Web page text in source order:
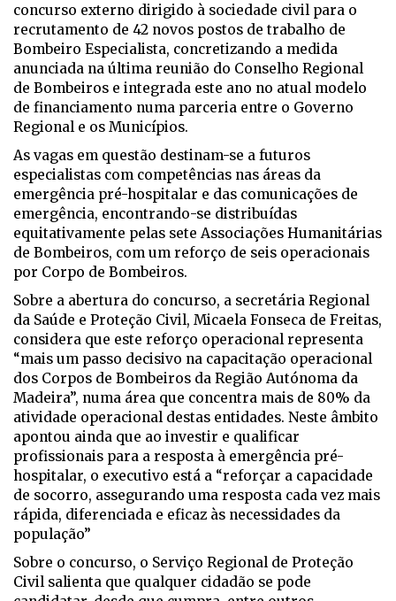
concurso externo dirigido à sociedade civil para o
recrutamento de 42 novos postos de trabalho de
Bombeiro Especialista, concretizando a medida
anunciada na última reunião do Conselho Regional
de Bombeiros e integrada este ano no atual modelo
de financiamento numa parceria entre o Governo
Regional e os Municípios.
As vagas em questão destinam-se a futuros
especialistas com competências nas áreas da
emergência pré-hospitalar e das comunicações de
emergência, encontrando-se distribuídas
equitativamente pelas sete Associações Humanitárias
de Bombeiros, com um reforço de seis operacionais
por Corpo de Bombeiros.
Sobre a abertura do concurso, a secretária Regional
da Saúde e Proteção Civil, Micaela Fonseca de Freitas,
considera que este reforço operacional representa
“mais um passo decisivo na capacitação operacional
dos Corpos de Bombeiros da Região Autónoma da
Madeira”, numa área que concentra mais de 80% da
atividade operacional destas entidades. Neste âmbito
apontou ainda que ao investir e qualificar
profissionais para a resposta à emergência pré-
hospitalar, o executivo está a “reforçar a capacidade
de socorro, assegurando uma resposta cada vez mais
rápida, diferenciada e eficaz às necessidades da
população”
Sobre o concurso, o Serviço Regional de Proteção
Civil salienta que qualquer cidadão se pode